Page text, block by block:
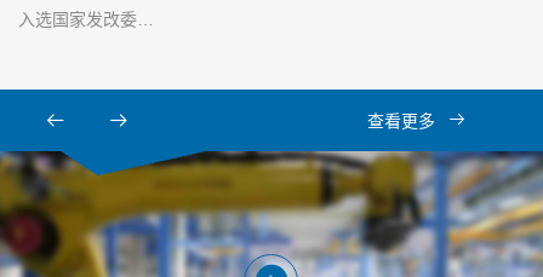
入选国家发改委…
查看更多